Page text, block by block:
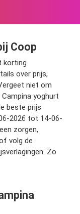
Coop
korting
over prijs,
niet om
yoghurt
beste prijs
2026 tot 14-06-
zorgen,
volg de
Zo